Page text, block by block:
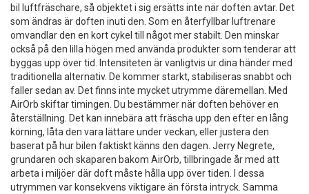
bil luftfräschare, så objektet i sig ersätts inte när doften avtar. Det
som ändras är doften inuti den. Som en återfyllbar luftrenare
omvandlar den en kort cykel till något mer stabilt. Den minskar
också på den lilla högen med använda produkter som tenderar att
byggas upp över tid. Intensiteten är vanligtvis ur dina händer med
traditionella alternativ. De kommer starkt, stabiliseras snabbt och
faller sedan av. Det finns inte mycket utrymme däremellan. Med
AirOrb skiftar timingen. Du bestämmer när doften behöver en
återställning. Det kan innebära att fräscha upp den efter en lång
körning, låta den vara lättare under veckan, eller justera den
baserat på hur bilen faktiskt känns den dagen. Jerry Negrete,
grundaren och skaparen bakom AirOrb, tillbringade år med att
arbeta i miljöer där doft måste hålla upp över tiden. I dessa
utrymmen var konsekvens viktigare än första intryck. Samma